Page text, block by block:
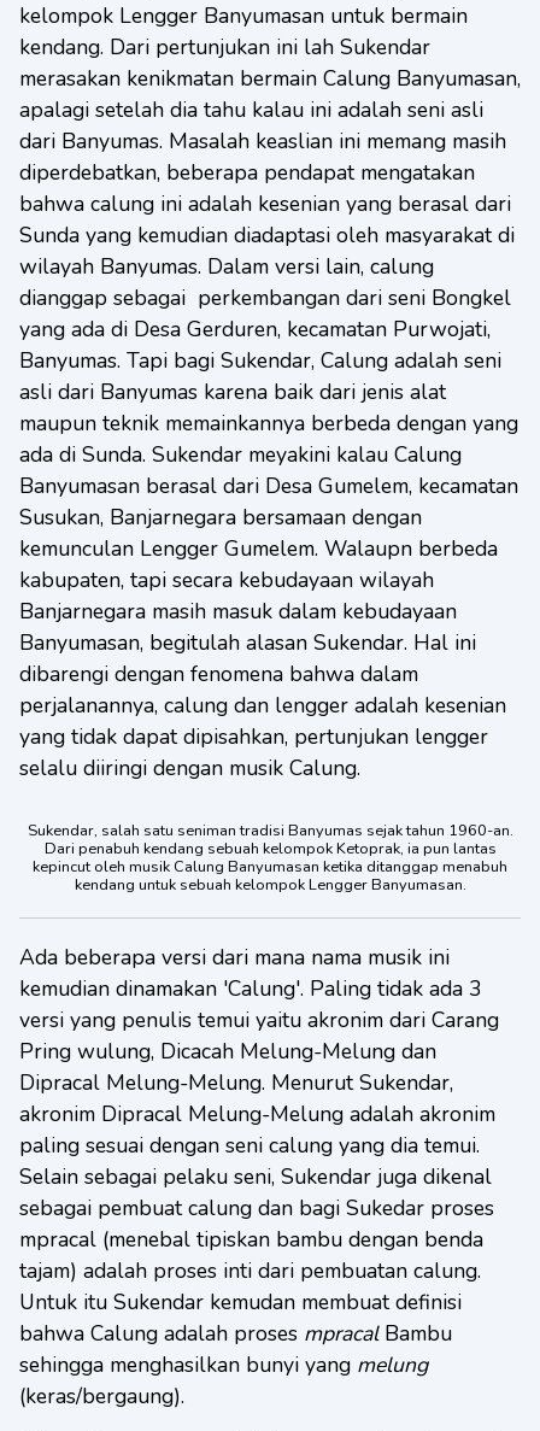
kelompok Lengger Banyumasan untuk bermain
kendang. Dari pertunjukan ini lah Sukendar
merasakan kenikmatan bermain Calung Banyumasan,
apalagi setelah dia tahu kalau ini adalah seni asli
dari Banyumas. Masalah keaslian ini memang masih
diperdebatkan, beberapa pendapat mengatakan
bahwa calung ini adalah kesenian yang berasal dari
Sunda yang kemudian diadaptasi oleh masyarakat di
wilayah Banyumas. Dalam versi lain, calung
dianggap sebagai perkembangan dari seni Bongkel
yang ada di Desa Gerduren, kecamatan Purwojati,
Banyumas. Tapi bagi Sukendar, Calung adalah seni
asli dari Banyumas karena baik dari jenis alat
maupun teknik memainkannya berbeda dengan yang
ada di Sunda. Sukendar meyakini kalau Calung
Banyumasan berasal dari Desa Gumelem, kecamatan
Susukan, Banjarnegara bersamaan dengan
kemunculan Lengger Gumelem. Walaupn berbeda
kabupaten, tapi secara kebudayaan wilayah
Banjarnegara masih masuk dalam kebudayaan
Banyumasan, begitulah alasan Sukendar. Hal ini
dibarengi dengan fenomena bahwa dalam
perjalanannya, calung dan lengger adalah kesenian
yang tidak dapat dipisahkan, pertunjukan lengger
selalu diiringi dengan musik Calung.
Sukendar, salah satu seniman tradisi Banyumas sejak tahun 1960-an.
Dari penabuh kendang sebuah kelompok Ketoprak, ia pun lantas
kepincut oleh musik Calung Banyumasan ketika ditanggap menabuh
kendang untuk sebuah kelompok Lengger Banyumasan.
Ada beberapa versi dari mana nama musik ini
kemudian dinamakan 'Calung'. Paling tidak ada 3
versi yang penulis temui yaitu akronim dari Carang
Pring wulung, Dicacah Melung-Melung dan
Dipracal Melung-Melung. Menurut Sukendar,
akronim Dipracal Melung-Melung adalah akronim
paling sesuai dengan seni calung yang dia temui.
Selain sebagai pelaku seni, Sukendar juga dikenal
sebagai pembuat calung dan bagi Sukedar proses
mpracal (menebal tipiskan bambu dengan benda
tajam) adalah proses inti dari pembuatan calung.
Untuk itu Sukendar kemudan membuat definisi
bahwa Calung adalah proses mpracalBambu
sehingga menghasilkan bunyi yang melung
(keras/bergaung).